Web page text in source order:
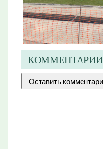
КОММЕНТАРИИ